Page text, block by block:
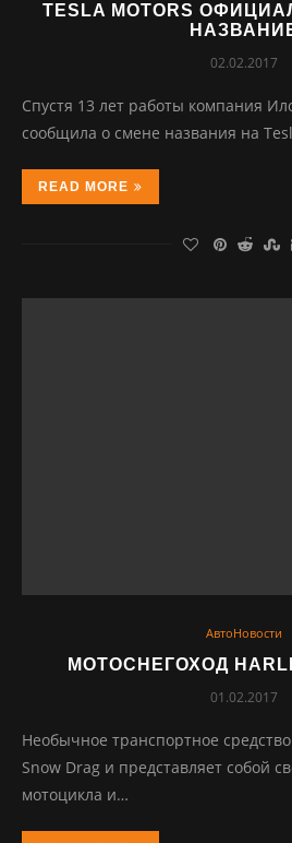
TESLA MOTORS
02.02.2017
Спустя 13 лет работы компания
сообщила о смене названия на
READ MORE
АвтоНовости
МОТОСНЕГОХОД
01.02.2017
Необычное транспортное
Snow Drag и представляет собой
мотоцикла и…